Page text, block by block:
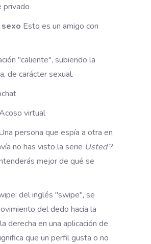
privado
Esto es un amigo con
"caliente", subiendo la
de carácter sexual.
virtual
persona que espía a otra en
no has visto la serie Usted?
mejor de qué se
del inglés "swipe", se
del dedo hacia la
derecha en una aplicación de
que un perfil gusta o no